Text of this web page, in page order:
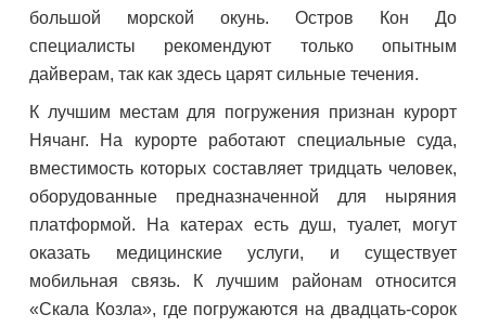
большой морской окунь. Остров Кон До
специалисты рекомендуют только опытным
дайверам, так как здесь царят сильные течения.
К лучшим местам для погружения признан курорт
Нячанг. На курорте работают специальные суда,
вместимость которых составляет тридцать человек,
оборудованные предназначенной для ныряния
платформой. На катерах есть душ, туалет, могут
оказать медицинские услуги, и существует
мобильная связь. К лучшим районам относится
«Скала Козла», где погружаются на двадцать-сорок